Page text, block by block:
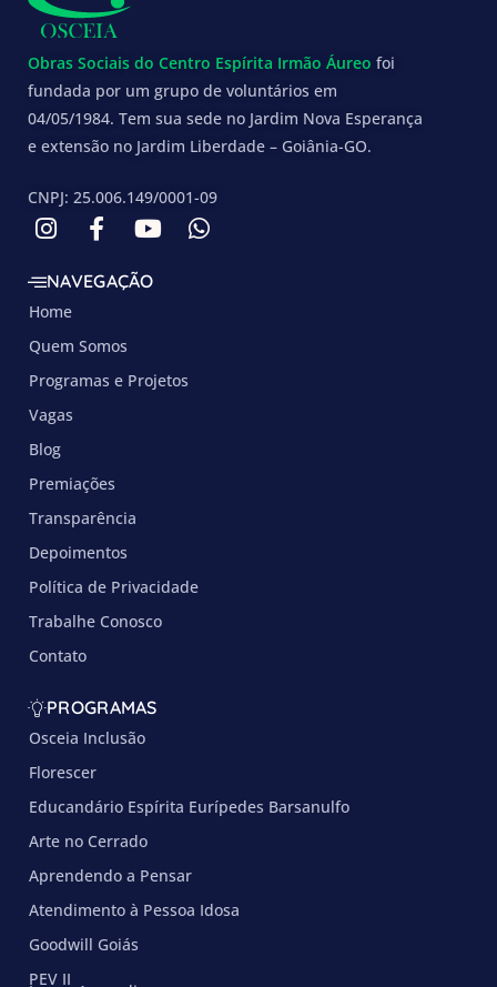
Obras Sociais do Centro Espírita Irmão Áureo foi
fundada por um grupo de voluntários em
04/05/1984. Tem sua sede no Jardim Nova Esperança
e extensão no Jardim Liberdade – Goiânia-GO.
CNPJ: 25.006.149/0001-09
NAVEGAÇÃO
Home
Quem Somos
Programas e Projetos
Vagas
Blog
Premiações
Transparência
Depoimentos
Política de Privacidade
Trabalhe Conosco
Contato
PROGRAMAS
Osceia Inclusão
Florescer
Educandário Espírita Eurípedes Barsanulfo
Arte no Cerrado
Aprendendo a Pensar
Atendimento à Pessoa Idosa
Goodwill Goiás
PEV II